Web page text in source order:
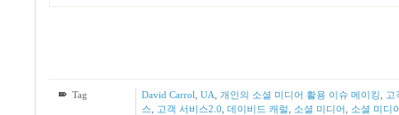
Tag David Carrol UA 개인의 소셜 미디어 활용 이슈 메이킹
고
스
고객 서비스2.0 데이비드 캐럴 소셜 미디어
소셜 미디